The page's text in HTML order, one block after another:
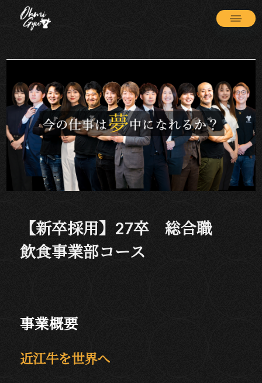
【新卒採用】27卒 総合職
飲食事業部コース
事業概要
近江牛を世界へ